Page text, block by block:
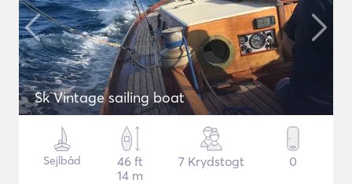
Sk Vintage sailing boat
Sejlbåd
46 ft
14 m
7 Krydstogt 0